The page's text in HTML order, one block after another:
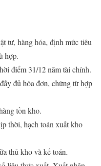
tư, hàng hóa, định mức tiêu
hợp.
điểm 31/12 năm tài chính.
đủ hóa đơn, chứng từ hợp
tồn kho.
thời, hạch toán xuất kho
thủ kho và kế toán.